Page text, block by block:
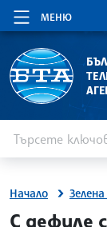
МЕНЮ
Начало
site.bta
С дефиле